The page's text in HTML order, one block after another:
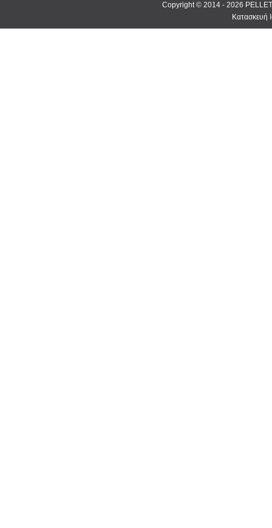
Copyright © 2014 - 2026
Κατασκευή